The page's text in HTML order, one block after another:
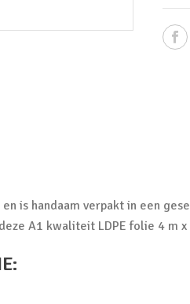
is handaam verpakt in een
A1 kwaliteit LDPE folie 4 m